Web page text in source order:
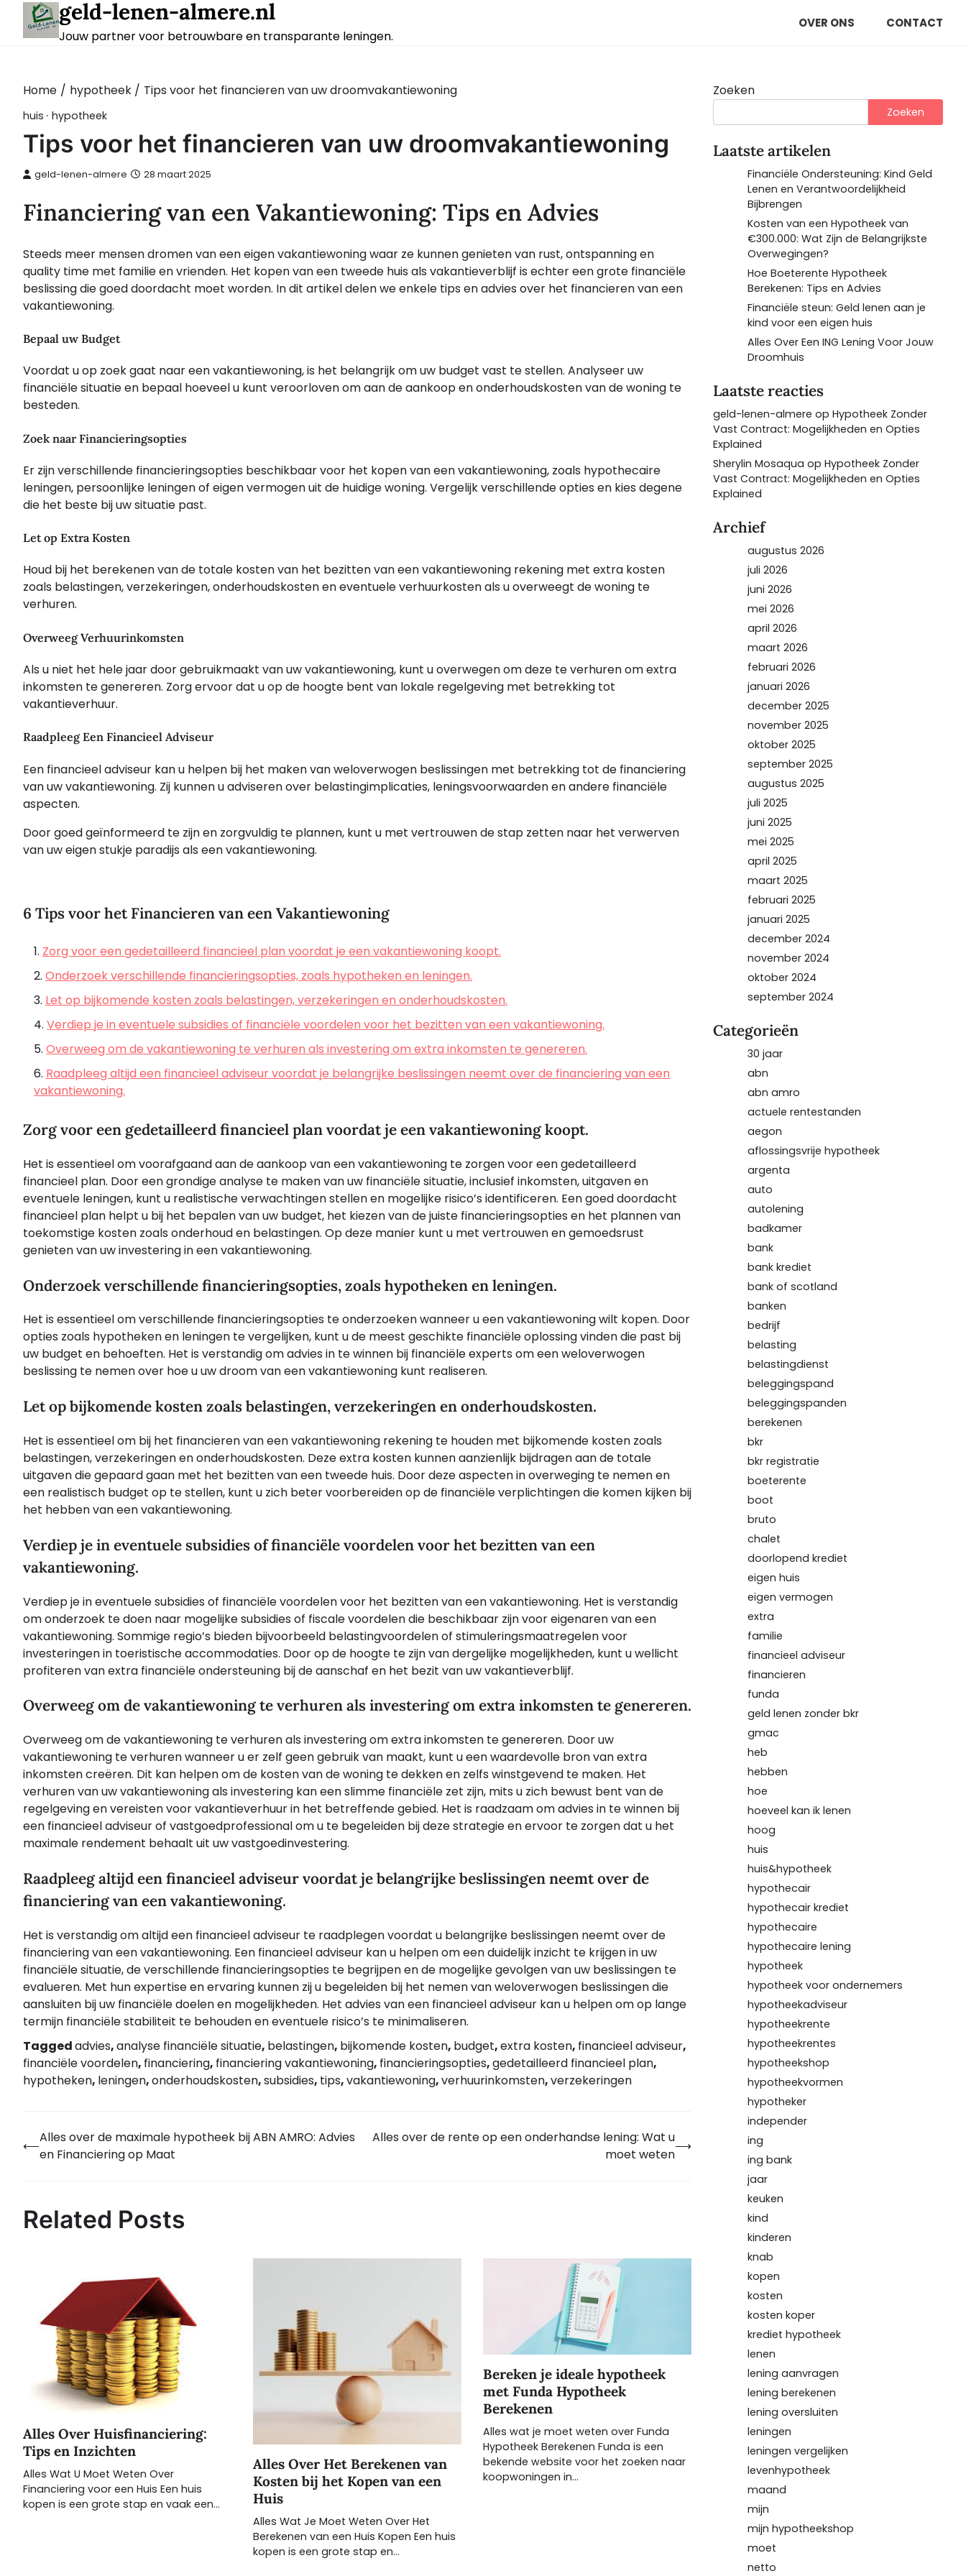
content
geld-lenen-almere.nl
Jouw partner voor betrouwbare en transparante leningen.
OVER ONS CONTACT
Home hypotheek Tips voor het financieren van uw droomvakantiewoning
huis hypotheek
Tips voor het financieren van uw droomvakantiewoning
geld-lenen-almere 28 maart 2025
Financiering van een Vakantiewoning: Tips en Advies
Steeds meer mensen dromen van een eigen vakantiewoning waar ze kunnen genieten van rust, ontspanning en
quality time met familie en vrienden. Het kopen van een tweede huis als vakantieverblijf is echter een grote financiële
beslissing die goed doordacht moet worden. In dit artikel delen we enkele tips en advies over het financieren van een
vakantiewoning.
Bepaal uw Budget
Voordat u op zoek gaat naar een vakantiewoning, is het belangrijk om uw budget vast te stellen. Analyseer uw
financiële situatie en bepaal hoeveel u kunt veroorloven om aan de aankoop en onderhoudskosten van de woning te
besteden.
Zoek naar Financieringsopties
Er zijn verschillende financieringsopties beschikbaar voor het kopen van een vakantiewoning, zoals hypothecaire
leningen, persoonlijke leningen of eigen vermogen uit de huidige woning. Vergelijk verschillende opties en kies degene
die het beste bij uw situatie past.
Let op Extra Kosten
Houd bij het berekenen van de totale kosten van het bezitten van een vakantiewoning rekening met extra kosten
zoals belastingen, verzekeringen, onderhoudskosten en eventuele verhuurkosten als u overweegt de woning te
verhuren.
Overweeg Verhuurinkomsten
Als u niet het hele jaar door gebruikmaakt van uw vakantiewoning, kunt u overwegen om deze te verhuren om extra
inkomsten te genereren. Zorg ervoor dat u op de hoogte bent van lokale regelgeving met betrekking tot
vakantieverhuur.
Raadpleeg Een Financieel Adviseur
Een financieel adviseur kan u helpen bij het maken van weloverwogen beslissingen met betrekking tot de financiering
van uw vakantiewoning. Zij kunnen u adviseren over belastingimplicaties, leningsvoorwaarden en andere financiële
aspecten.
Door goed geïnformeerd te zijn en zorgvuldig te plannen, kunt u met vertrouwen de stap zetten naar het verwerven
van uw eigen stukje paradijs als een vakantiewoning.
6 Tips voor het Financieren van een Vakantiewoning
Zorg voor een gedetailleerd financieel plan voordat je een vakantiewoning koopt.
Onderzoek verschillende financieringsopties, zoals hypotheken en leningen.
Let op bijkomende kosten zoals belastingen, verzekeringen en onderhoudskosten.
Verdiep je in eventuele subsidies of financiële voordelen voor het bezitten van een vakantiewoning.
Overweeg om de vakantiewoning te verhuren als investering om extra inkomsten te genereren.
Raadpleeg altijd een financieel adviseur voordat je belangrijke beslissingen neemt over de financiering van een
vakantiewoning.
Zorg voor een gedetailleerd financieel plan voordat je een vakantiewoning koopt.
Het is essentieel om voorafgaand aan de aankoop van een vakantiewoning te zorgen voor een gedetailleerd
financieel plan. Door een grondige analyse te maken van uw financiële situatie, inclusief inkomsten, uitgaven en
eventuele leningen, kunt u realistische verwachtingen stellen en mogelijke risico’s identificeren. Een goed doordacht
financieel plan helpt u bij het bepalen van uw budget, het kiezen van de juiste financieringsopties en het plannen van
toekomstige kosten zoals onderhoud en belastingen. Op deze manier kunt u met vertrouwen en gemoedsrust
genieten van uw investering in een vakantiewoning.
Onderzoek verschillende financieringsopties, zoals hypotheken en leningen.
Het is essentieel om verschillende financieringsopties te onderzoeken wanneer u een vakantiewoning wilt kopen. Door
opties zoals hypotheken en leningen te vergelijken, kunt u de meest geschikte financiële oplossing vinden die past bij
uw budget en behoeften. Het is verstandig om advies in te winnen bij financiële experts om een weloverwogen
beslissing te nemen over hoe u uw droom van een vakantiewoning kunt realiseren.
Let op bijkomende kosten zoals belastingen, verzekeringen en onderhoudskosten.
Het is essentieel om bij het financieren van een vakantiewoning rekening te houden met bijkomende kosten zoals
belastingen, verzekeringen en onderhoudskosten. Deze extra kosten kunnen aanzienlijk bijdragen aan de totale
uitgaven die gepaard gaan met het bezitten van een tweede huis. Door deze aspecten in overweging te nemen en
een realistisch budget op te stellen, kunt u zich beter voorbereiden op de financiële verplichtingen die komen kijken bij
het hebben van een vakantiewoning.
Verdiep je in eventuele subsidies of financiële voordelen voor het bezitten van een
vakantiewoning.
Verdiep je in eventuele subsidies of financiële voordelen voor het bezitten van een vakantiewoning. Het is verstandig
om onderzoek te doen naar mogelijke subsidies of fiscale voordelen die beschikbaar zijn voor eigenaren van een
vakantiewoning. Sommige regio’s bieden bijvoorbeeld belastingvoordelen of stimuleringsmaatregelen voor
investeringen in toeristische accommodaties. Door op de hoogte te zijn van dergelijke mogelijkheden, kunt u wellicht
profiteren van extra financiële ondersteuning bij de aanschaf en het bezit van uw vakantieverblijf.
Overweeg om de vakantiewoning te verhuren als investering om extra inkomsten te genereren.
Overweeg om de vakantiewoning te verhuren als investering om extra inkomsten te genereren. Door uw
vakantiewoning te verhuren wanneer u er zelf geen gebruik van maakt, kunt u een waardevolle bron van extra
inkomsten creëren. Dit kan helpen om de kosten van de woning te dekken en zelfs winstgevend te maken. Het
verhuren van uw vakantiewoning als investering kan een slimme financiële zet zijn, mits u zich bewust bent van de
regelgeving en vereisten voor vakantieverhuur in het betreffende gebied. Het is raadzaam om advies in te winnen bij
een financieel adviseur of vastgoedprofessional om u te begeleiden bij deze strategie en ervoor te zorgen dat u het
maximale rendement behaalt uit uw vastgoedinvestering.
Raadpleeg altijd een financieel adviseur voordat je belangrijke beslissingen neemt over de
financiering van een vakantiewoning.
Het is verstandig om altijd een financieel adviseur te raadplegen voordat u belangrijke beslissingen neemt over de
financiering van een vakantiewoning. Een financieel adviseur kan u helpen om een duidelijk inzicht te krijgen in uw
financiële situatie, de verschillende financieringsopties te begrijpen en de mogelijke gevolgen van uw beslissingen te
evalueren. Met hun expertise en ervaring kunnen zij u begeleiden bij het nemen van weloverwogen beslissingen die
aansluiten bij uw financiële doelen en mogelijkheden. Het advies van een financieel adviseur kan u helpen om op lange
termijn financiële stabiliteit te behouden en eventuele risico’s te minimaliseren.
Taggedadvies,analyse financiële situatie, belastingen, bijkomende kosten, budget,extra kosten, financieel adviseur,
financiële voordelen, financiering, financiering vakantiewoning, financieringsopties,gedetailleerd financieel plan,
hypotheken, leningen,onderhoudskosten,subsidies, tips,vakantiewoning,verhuurinkomsten,verzekeringen
Bericht
navigatie
⟵
Alles over de maximale hypotheek bij ABN AMRO: Advies
en Financiering op Maat
Alles over de rente op een onderhandse lening: Wat u
moet weten
⟶
Related Posts
Alles Over Huisfinanciering:
Tips en Inzichten
Alles Wat U Moet Weten Over
Financiering voor een Huis Een huis
kopen is een grote stap en vaak een…
Alles Over Het Berekenen van
Kosten bij het Kopen van een
Huis
Alles Wat Je Moet Weten Over Het
Berekenen van een Huis Kopen Een huis
kopen is een grote stap en…
Bereken je ideale hypotheek
met Funda Hypotheek
Berekenen
Alles wat je moet weten over Funda
Hypotheek Berekenen Funda is een
bekende website voor het zoeken naar
koopwoningen in…
Zoeken
Zoeken
Laatste artikelen
Financiële Ondersteuning: Kind Geld
Lenen en Verantwoordelijkheid
Bijbrengen
Kosten van een Hypotheek van
€300.000: Wat Zijn de Belangrijkste
Overwegingen?
Hoe Boeterente Hypotheek
Berekenen: Tips en Advies
Financiële steun: Geld lenen aan je
kind voor een eigen huis
Alles Over Een ING Lening Voor Jouw
Droomhuis
Laatste reacties
geld-lenen-almere op Hypotheek Zonder
Vast Contract: Mogelijkheden en Opties
Explained
Sherylin Mosaqua op Hypotheek Zonder
Vast Contract: Mogelijkheden en Opties
Explained
Archief
augustus 2026
juli 2026
juni 2026
mei 2026
april 2026
maart 2026
februari 2026
januari 2026
december 2025
november 2025
oktober 2025
september 2025
augustus 2025
juli 2025
juni 2025
mei 2025
april 2025
maart 2025
februari 2025
januari 2025
december 2024
november 2024
oktober 2024
september 2024
Categorieën
30 jaar
abn
abn amro
actuele rentestanden
aegon
aflossingsvrije hypotheek
argenta
auto
autolening
badkamer
bank
bank krediet
bank of scotland
banken
bedrijf
belasting
belastingdienst
beleggingspand
beleggingspanden
berekenen
bkr
bkr registratie
boeterente
boot
bruto
chalet
doorlopend krediet
eigen huis
eigen vermogen
extra
familie
financieel adviseur
financieren
funda
geld lenen zonder bkr
gmac
heb
hebben
hoe
hoeveel kan ik lenen
hoog
huis
huis&hypotheek
hypothecair
hypothecair krediet
hypothecaire
hypothecaire lening
hypotheek
hypotheek voor ondernemers
hypotheekadviseur
hypotheekrente
hypotheekrentes
hypotheekshop
hypotheekvormen
hypotheker
independer
ing
ing bank
jaar
keuken
kind
kinderen
knab
kopen
kosten
kosten koper
krediet hypotheek
lenen
lening aanvragen
lening berekenen
lening oversluiten
leningen
leningen vergelijken
levenhypotheek
maand
mijn
mijn hypotheekshop
moet
netto